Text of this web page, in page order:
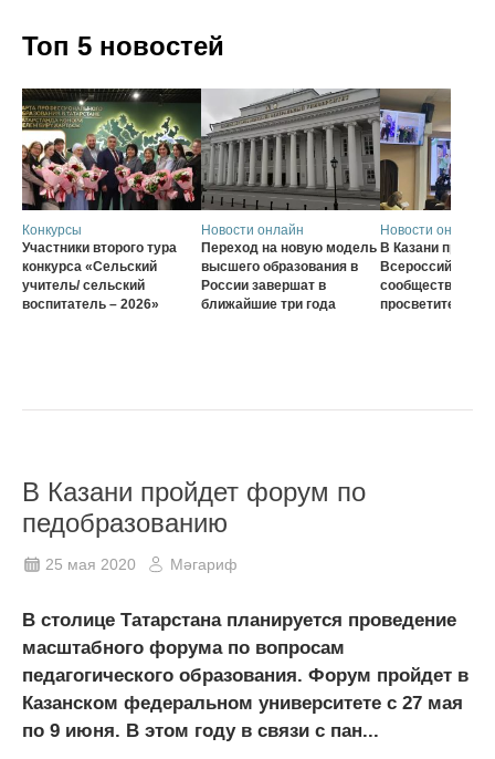
Топ 5 новостей
Конкурсы
Участники второго тура
конкурса «Сельский
учитель/ сельский
воспитатель – 2026»
Новости онлайн
Переход на новую модель
высшего образования в
России завершат в
ближайшие три года
Новости онлайн
В Казани
Всероссийского
сообщества
просветителей
В Казани пройдет форум по
педобразованию
25 мая 2020 Мәгариф
В столице Татарстана планируется проведение
масштабного форума по вопросам
педагогического образования. Форум пройдет в
Казанском федеральном университете с 27 мая
по 9 июня. В этом году в связи с пан...